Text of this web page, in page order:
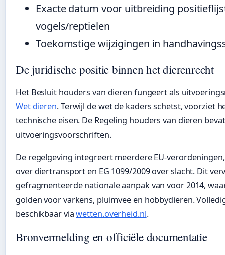
Exacte datum voor uitbreiding
vogels/reptielen
Toekomstige wijzigingen in
De juridische positie binnen het dierenrecht
Het Besluit houders van dieren fungeert als
Wet dieren. Terwijl de wet de kaders schetst, voorziet
technische eisen. De Regeling houders van dieren
uitvoeringsvoorschriften.
De regelgeving integreert meerdere EU-
over diertransport en EG 1099/2009 over slacht. Dit
gefragmenteerde nationale aanpak van voor 2014,
golden voor varkens, pluimvee en hobbydieren.
beschikbaar viawetten.overheid.nl.
Bronvermelding en officiële documentatie